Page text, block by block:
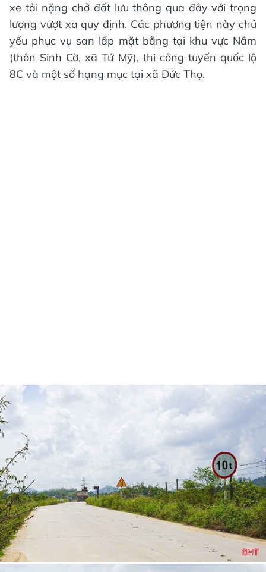
xe tải nặng chở đất lưu thông qua đây với trọng
lượng vượt xa quy định. Các phương tiện này chủ
yếu phục vụ san lấp mặt bằng tại khu vực Nầm
(thôn Sinh Cờ, xã Tứ Mỹ), thi công tuyến quốc lộ
8C và một số hạng mục tại xã Đức Thọ.